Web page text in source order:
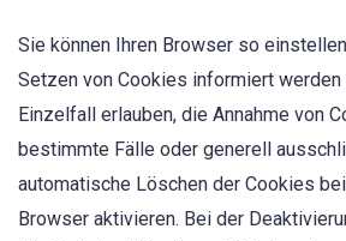
Sie können Ihren Browser so
Setzen von Cookies informiert werden
Einzelfall erlauben, die Annahme von
bestimmte Fälle oder generell
automatische Löschen der Cookies
Browser aktivieren. Bei der